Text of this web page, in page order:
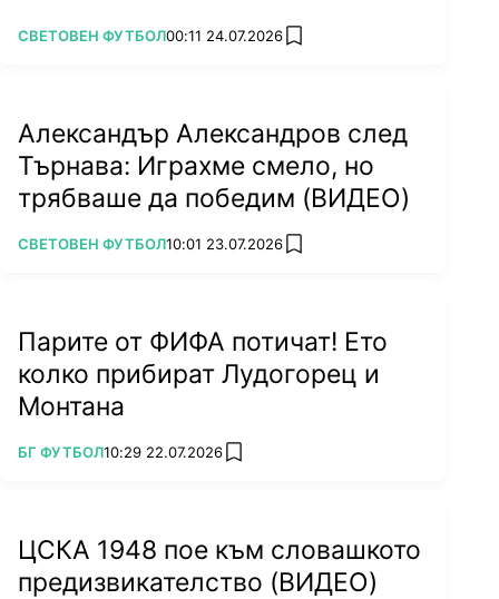
ПОВЕЧЕ ОТ
СВЕТОВЕН ФУТБОЛ00:11 24.07.2026 add favorites
Александър Александров след
Търнава: Играхме смело, но
трябваше да победим (ВИДЕО)
ПОВЕЧЕ ОТ
СВЕТОВЕН ФУТБОЛ10:01 23.07.2026 add favorites
Парите от ФИФА потичат! Ето
колко прибират Лудогорец и
Монтана
ПОВЕЧЕ ОТ
БГ ФУТБОЛ10:29 22.07.2026 add favorites
ЦСКА 1948 пое към словашкото
предизвикателство (ВИДЕО)